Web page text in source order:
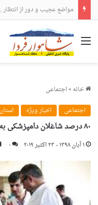
مواضع عجیب و دور از انتظار
منو
خانه»اجتماعی
اجتماعی
اخبار ویژه استان
۸۰ درصد شاغلان دامپزشکی به تب مالت مبتلا هستند
۱ آبان ۱۳۹۸ - ۲۳ اکتبر ۲۰۱۹ ۰